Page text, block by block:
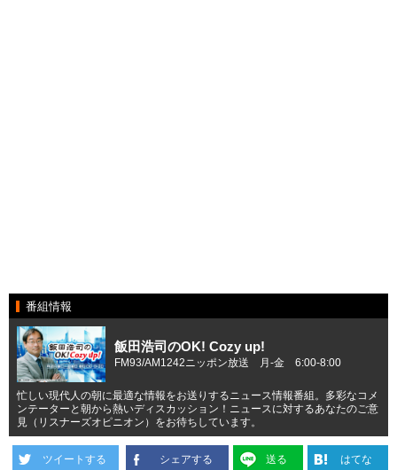
番組情報
飯田浩司のOK! Cozy up!
FM93/AM1242ニッポン放送 月-金 6:00-8:00
忙しい現代人の朝に最適な情報をお送りするニュース情報番組。多彩なコメ
ンテーターと朝から熱いディスカッション！ニュースに対するあなたのご意
見（リスナーズオピニオン）をお待ちしています。
ツイートする シェアする 送る はてな